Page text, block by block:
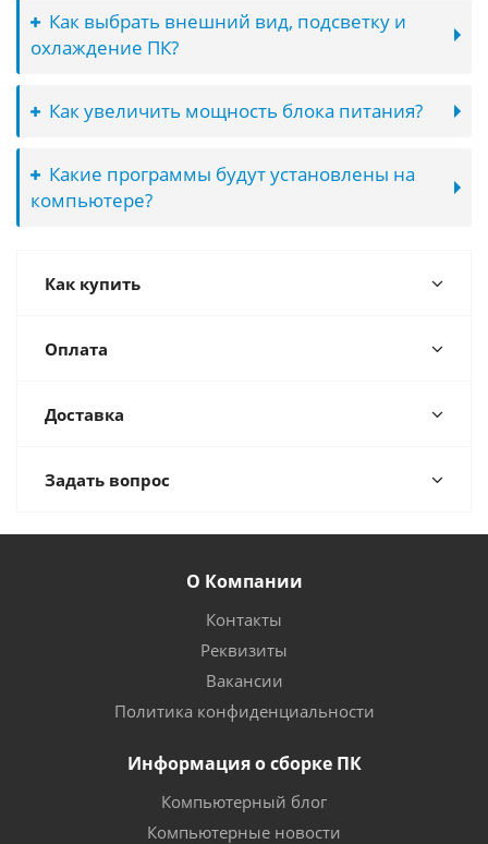
Как выбрать внешний вид, подсветку и
охлаждение ПК?
Как увеличить мощность блока питания?
Какие программы будут установлены на
компьютере?
Как купить
Оплата
Доставка
Задать вопрос
О Компании
Контакты
Реквизиты
Вакансии
Политика конфиденциальности
Информация о сборке ПК
Компьютерный блог
Компьютерные новости